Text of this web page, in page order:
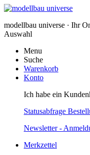
modellbau universe · Ihr
Auswahl
Menu
Suche
Warenkorb
Konto
Ich habe ein
Statusabfrage
Newsletter -
Merkzettel